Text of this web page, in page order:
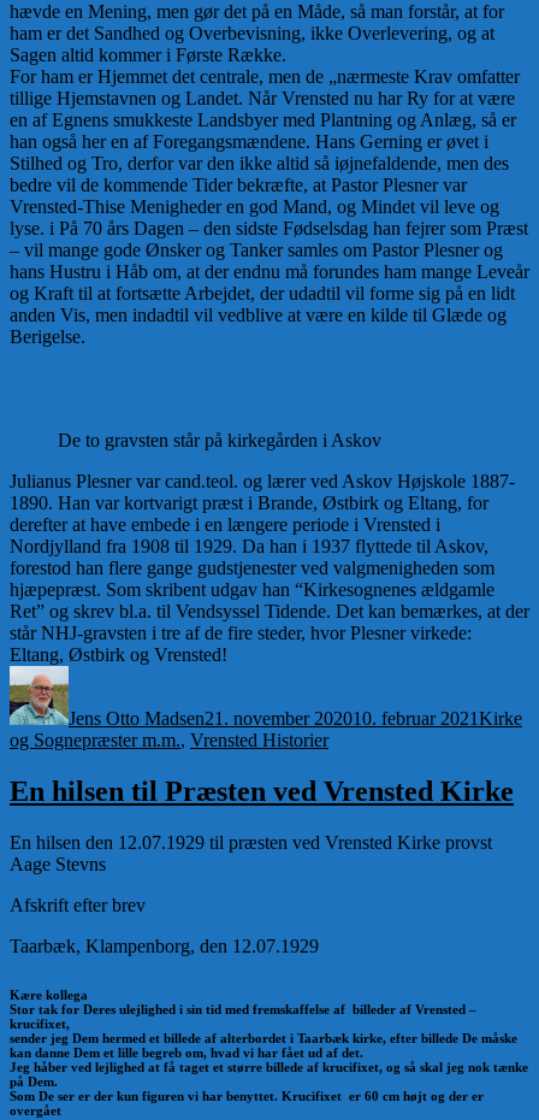
hævde en Mening, men gør det på en Måde, så man forstår, at for
ham er det Sandhed og Overbevisning, ikke Overlevering, og at
Sagen altid kommer i Første Række.
For ham er Hjemmet det centrale, men de „nærmeste Krav omfatter
tillige Hjemstavnen og Landet. Når Vrensted nu har Ry for at være
en af Egnens smukkeste Landsbyer med Plantning og Anlæg, så er
han også her en af Foregangsmændene. Hans Gerning er øvet i
Stilhed og Tro, derfor var den ikke altid så iøjnefaldende, men des
bedre vil de kommende Tider bekræfte, at Pastor Plesner var
Vrensted-Thise Menigheder en god Mand, og Mindet vil leve og
lyse. i På 70 års Dagen – den sidste Fødselsdag han fejrer som Præst
– vil mange gode Ønsker og Tanker samles om Pastor Plesner og
hans Hustru i Håb om, at der endnu må forundes ham mange Leveår
og Kraft til at fortsætte Arbejdet, der udadtil vil forme sig på en lidt
anden Vis, men indadtil vil vedblive at være en kilde til Glæde og
Berigelse.
De to gravsten står på kirkegården i Askov
Julianus Plesner var cand.teol. og lærer ved Askov Højskole 1887-
1890. Han var kortvarigt præst i Brande, Østbirk og Eltang, for
derefter at have embede i en længere periode i Vrensted i
Nordjylland fra 1908 til 1929. Da han i 1937 flyttede til Askov,
forestod han flere gange gudstjenester ved valgmenigheden som
hjæpepræst. Som skribent udgav han “Kirkesognenes ældgamle
Ret” og skrev bl.a. til Vendsyssel Tidende. Det kan bemærkes, at der
står NHJ-gravsten i tre af de fire steder, hvor Plesner virkede:
Eltang, Østbirk og Vrensted!
Jens Otto Madsen21. november 202010. februar 2021Kirke
og Sognepræster m.m., Vrensted Historier
En hilsen til Præsten ved Vrensted Kirke
En hilsen den 12.07.1929 til præsten ved Vrensted Kirke provst
Aage Stevns
Afskrift efter brev
Taarbæk, Klampenborg, den 12.07.1929
Kære kollega
Stor tak for Deres ulejlighed i sin tid med fremskaffelse af billeder af Vrensted –
krucifixet,
sender jeg Dem hermed et billede af alterbordet i Taarbæk kirke, efter billede De måske
kan danne Dem et lille begreb om, hvad vi har fået ud af det.
Jeg håber ved lejlighed at få taget et større billede af krucifixet, og så skal jeg nok tænke
på Dem.
Som De ser er der kun figuren vi har benyttet. Krucifixet er 60 cm højt og der er
overgået